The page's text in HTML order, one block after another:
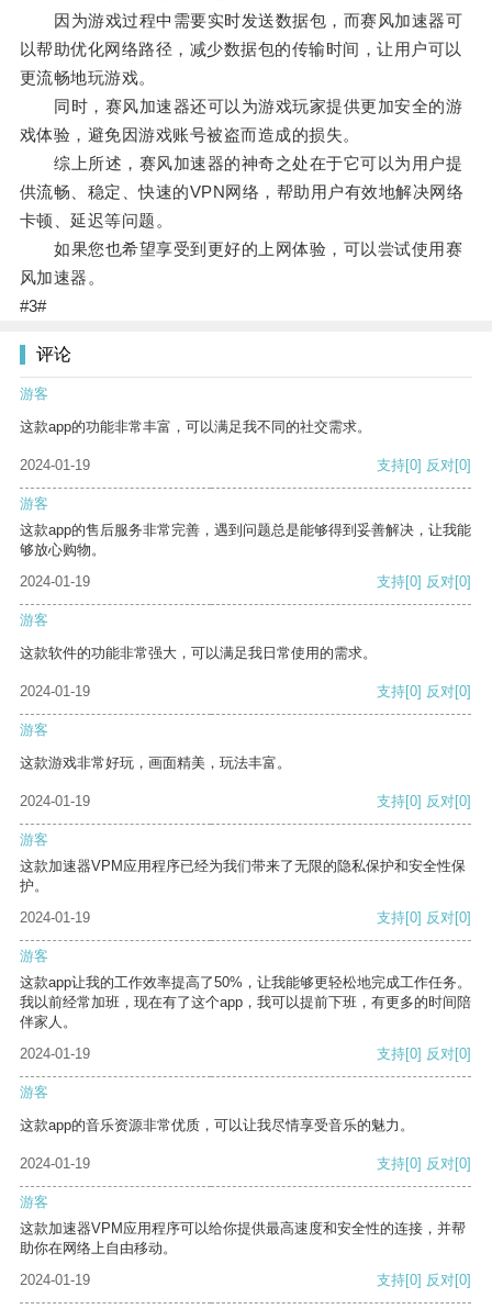
因为游戏过程中需要实时发送数据包，而赛风加速器可
以帮助优化网络路径，减少数据包的传输时间，让用户可以
更流畅地玩游戏。
同时，赛风加速器还可以为游戏玩家提供更加安全的游
戏体验，避免因游戏账号被盗而造成的损失。
综上所述，赛风加速器的神奇之处在于它可以为用户提
供流畅、稳定、快速的VPN网络，帮助用户有效地解决网络
卡顿、延迟等问题。
如果您也希望享受到更好的上网体验，可以尝试使用赛
风加速器。
#3#
评论
游客
这款app的功能非常丰富，可以满足我不同的社交需求。
2024-01-19 支持[0] 反对[0]
游客
这款app的售后服务非常完善，遇到问题总是能够得到妥善解决，让我能
够放心购物。
2024-01-19
支持[0] 反对[0]
游客
这款软件的功能非常强大，可以满足我日常使用的需求。
2024-01-19 支持[0] 反对[0]
游客
这款游戏非常好玩，画面精美，玩法丰富。
2024-01-19 支持[0] 反对[0]
游客
这款加速器VPM应用程序已经为我们带来了无限的隐私保护和安全性保
护。
2024-01-19
支持[0] 反对[0]
游客
这款app让我的工作效率提高了50%，让我能够更轻松地完成工作任务。
我以前经常加班，现在有了这个app，我可以提前下班，有更多的时间陪
伴家人。
2024-01-19
支持[0] 反对[0]
游客
这款app的音乐资源非常优质，可以让我尽情享受音乐的魅力。
2024-01-19 支持[0] 反对[0]
游客
这款加速器VPM应用程序可以给你提供最高速度和安全性的连接，并帮
助你在网络上自由移动。
2024-01-19
支持[0] 反对[0]